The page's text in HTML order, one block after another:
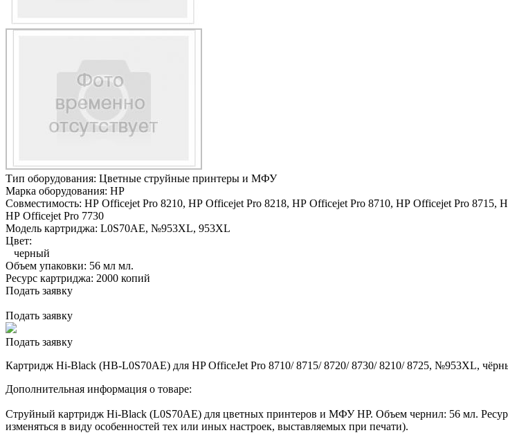
Тип оборудования: Цветные струйные принтеры и МФУ
Марка оборудования: HP
Совместимость: HP Officejet Pro 8210, HP Officejet Pro 8218, HP Officejet Pro 8710, HP Officejet Pro 8715,
HP Officejet Pro 7730
Модель картриджа: L0S70AE, №953XL, 953XL
Цвет:
черный
Объем упаковки: 56 мл мл.
Ресурс картриджа: 2000 копий
Подать заявку
Подать заявку
Подать заявку
Картридж Hi-Black (HB-L0S70AE) для HP OfficeJet Pro 8710/ 8715/ 8720/ 8730/ 8210/ 8725, №953XL,
Дополнительная информация о товаре:
Струйный картридж Hi-Black (L0S70AE) для цветных принтеров и МФУ HP. Объем чернил: 56 мл.
изменяться в виду особенностей тех или иных настроек, выставляемых при печати).